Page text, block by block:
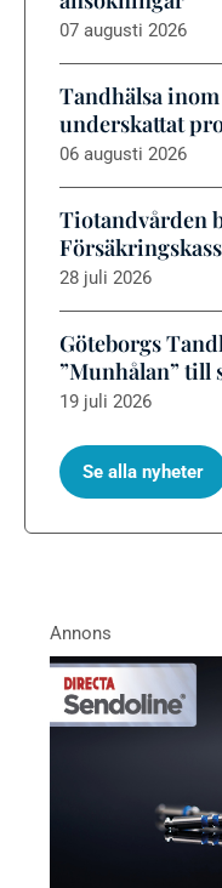
07 augusti 2026
Tandhälsa
underskattat
06 augusti 2026
Tiotandvården
28 juli 2026
Göteborgs
”Munhålan” till
19 juli 2026
Se alla nyheter